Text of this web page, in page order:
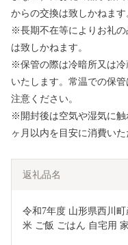
からの交換は致しかねます
※長期不在等によりお礼
は致しかねます。
※保管の際は冷暗所又は
いたします。常温での保
注意ください。
※開封後は空気や湿気に触
ヶ月以内を目安に消費い
返礼品名
令和7年度 山形県西川
米 ご飯 ごはん 自宅用